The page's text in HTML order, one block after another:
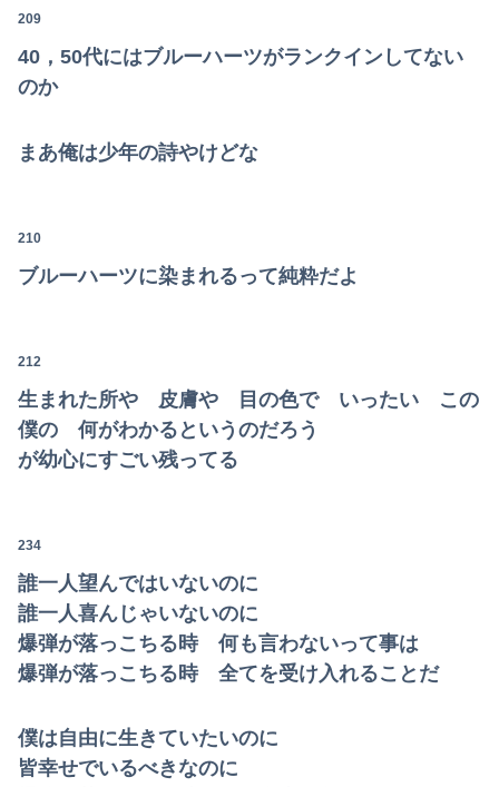
209
40，50代にはブルーハーツがランクインしてない
のか
まあ俺は少年の詩やけどな
210
ブルーハーツに染まれるって純粋だよ
212
生まれた所や 皮膚や 目の色で いったい この
僕の 何がわかるというのだろう
が幼心にすごい残ってる
234
誰一人望んではいないのに
誰一人喜んじゃいないのに
爆弾が落っこちる時 何も言わないって事は
爆弾が落っこちる時 全てを受け入れることだ
僕は自由に生きていたいのに
皆幸せでいるべきなのに